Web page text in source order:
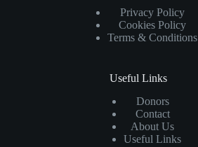
Privacy Policy
Cookies Policy
Terms & Conditions
Useful Links
Donors
Contact
About Us
Useful Links